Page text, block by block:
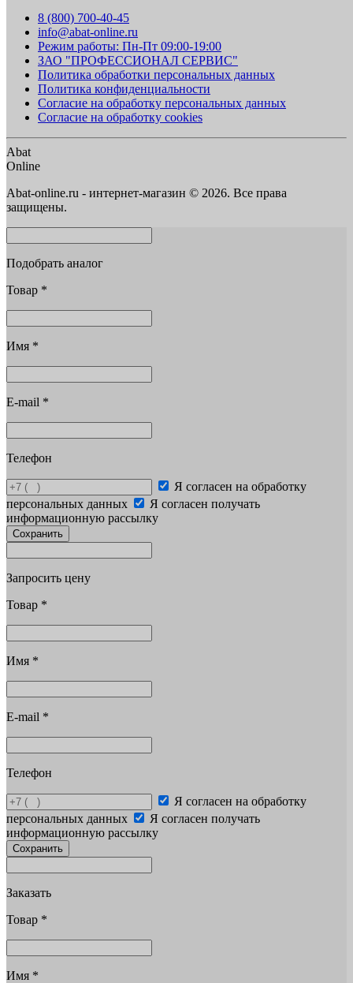
8 (800) 700-40-45
info@abat-online.ru
Режим работы: Пн-Пт 09:00-19:00
ЗАО "ПРОФЕССИОНАЛ СЕРВИС"
Политика обработки персональных данных
Политика конфиденциальности
Согласие на обработку персональных данных
Согласие на обработку cookies
Abat
Online
Abat-online.ru - интернет-магазин © 2026. Все права
защищены.
Подобрать аналог
Товар *
Имя *
E-mail *
Телефон
Я согласен на обработку
персональных данных
Я согласен получать
информационную рассылку
Сохранить
Запросить цену
Товар *
Имя *
E-mail *
Телефон
Я согласен на обработку
персональных данных
Я согласен получать
информационную рассылку
Сохранить
Заказать
Товар *
Имя *